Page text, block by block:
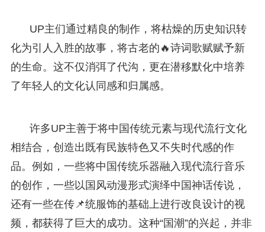
UP主们通过精良的制作，将枯燥的历史知识转
化为引人入胜的故事，将古老的🔥诗词歌赋赋予新
的生命。这不仅消弭了代沟，更在潜移默化中培养
了年轻人的文化认同感和归属感。
许多UP主善于将中国传统元素与现代流行文化
相结合，创造出既有民族特色又不失时代感的作
品。例如，一些将中国传统乐器融入现代流行音乐
的创作，一些以国风动漫形式演绎中国神话传说，
还有一些在传📌统服饰的基础上进行改良设计的视
频，都获得了巨大的成功。这种“国潮”的兴起，并非